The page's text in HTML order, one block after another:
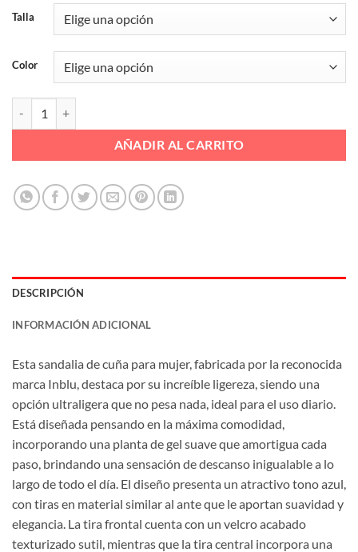
Talla
Color
AÑADIR AL CARRITO
DESCRIPCIÓN
INFORMACIÓN ADICIONAL
Esta sandalia de cuña para mujer, fabricada por la reconocida
marca Inblu, destaca por su increíble ligereza, siendo una
opción ultraligera que no pesa nada, ideal para el uso diario.
Está diseñada pensando en la máxima comodidad,
incorporando una planta de gel suave que amortigua cada
paso, brindando una sensación de descanso inigualable a lo
largo de todo el día. El diseño presenta un atractivo tono azul,
con tiras en material similar al ante que le aportan suavidad y
elegancia. La tira frontal cuenta con un velcro acabado
texturizado sutil, mientras que la tira central incorpora una